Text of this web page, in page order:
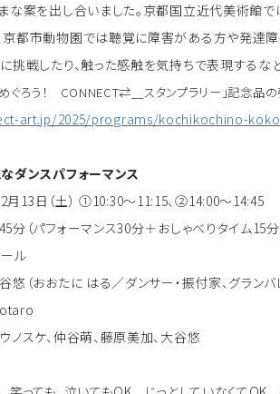
まな案を出し合いました。京都国立近代美術
京都市動物園では聴覚に障害がある方や発達障
挑戦したり、触った感触を気持ちで表現するな
ぐろう！ CONNECT⇄＿スタンプラリー」記念品の
art.jp/2025/programs/kochikochino-
ダンスパフォーマンス
月13日（土） ①10:30〜11:15、②14:00〜14:45
（パフォーマンス30分＋おしゃべりタイム15分
ル
悠（おおたに はる／ダンサー・振付家、グランバ
ノスケ、仲谷萌、藤原美加、大谷悠